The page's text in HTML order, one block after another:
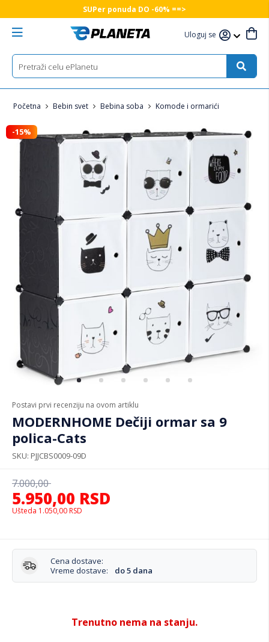
SUPer ponuda DO -60% ==>
Uloguj se
Početna Bebin svet Bebina soba Komode i ormarići
Postavi prvi recenziju na ovom artiklu
MODERNHOME Dečiji ormar sa 9
polica-Cats
SKU PJJCBS0009-09D
5.950,00 RSD
7.000,00
Ušteda 1.050,00 RSD
Cena dostave:
Vreme dostave:
do 5 dana
Trenutno nema na stanju.
-15%